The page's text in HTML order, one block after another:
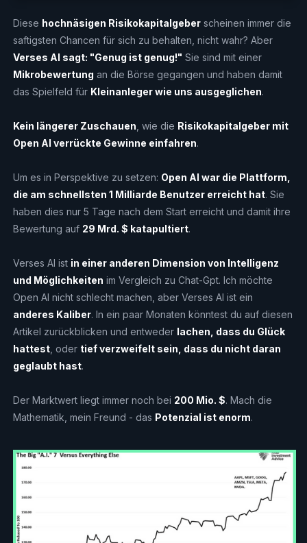
Diese hochnäsigen Risikokapitalgeberscheinen immer die
saftigsten Chancen für sich zu behalten, nicht wahr? Aber
Verses AI sagt: "Genug ist genug!" Sie sind mit einer
Mikrobewertung an die Börse gegangen und haben damit
das Spielfeld für Kleinanleger wie uns ausgeglichen.
Kein längerer Zuschauen , wie die Risikokapitalgeber mit
Open AI verrückte Gewinne einfahren.
Um es in Perspektive zu setzen: Open AI war die Plattform,
die am schnellsten 1 Milliarde Benutzer erreicht hat. Sie
haben dies nur 5 Tage nach dem Start erreicht und damit ihre
Bewertung auf 29 Mrd. $ katapultiert.
Verses AI ist in einer anderen Dimension von Intelligenz
und Möglichkeiten im Vergleich zu Chat-Gpt. Ich möchte
Open AI nicht schlecht machen, aber Verses AI ist ein
anderes Kaliber. In ein paar Monaten könntest du auf diesen
Artikel zurückblicken und entweder lachen, dass du Glück
hattest, oder tief verzweifelt sein, dass du nicht daran
geglaubt hast.
Der Marktwert liegt immer noch bei 200 Mio. $. Mach die
Mathematik, mein Freund - das Potenzial ist enorm.